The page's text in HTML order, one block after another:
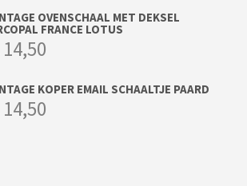
OVENSCHAAL MET DEKSEL
FRANCE LOTUS
14,50
KOPER EMAIL SCHAALTJE PAARD
14,50